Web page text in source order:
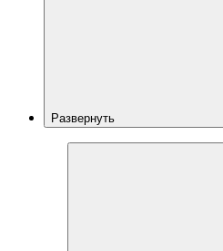
Развернуть